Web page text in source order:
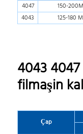
4047
150-
4043
125-180
4043
filmaşin
Çap